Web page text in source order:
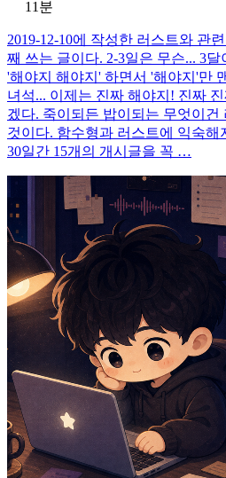
11분
2019-12-10에 작성한 러스트와 관
째 쓰는 글이다. 2-3일은 무슨... 3
'해야지 해야지' 하면서 '해야지'만
녀석... 이제는 진짜 해야지! 진짜
겠다. 죽이되든 밥이되는 무엇이
것이다. 함수형과 러스트에 익숙해
30일간 15개의 개시글을 꼭 …